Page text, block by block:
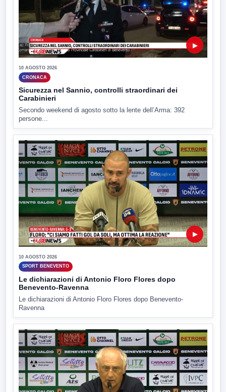
▶
10 AGOSTO 2026
CRONACA
Sicurezza nel Sannio, controlli straordinari dei
Carabinieri
Secondo weekend di agosto sotto la lente dell’Arma: 392
persone...
▶
10 AGOSTO 2026
SPORT BENEVENTO
Le dichiarazioni di Antonio Floro Flores dopo
Benevento-Ravenna
Le dichiarazioni di Antonio Floro Flores dopo Benevento-
Ravenna